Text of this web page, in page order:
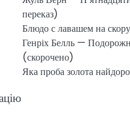
переказ)
Блюдо с лавашем на
Генріх Белль —
(скорочено)
Яка проба золота